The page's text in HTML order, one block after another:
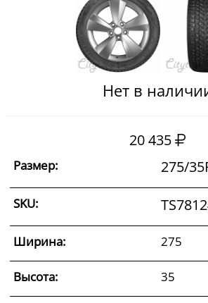
Нет в
20 435
Размер: 275/
SKU:
Ширина: 275
Высота: 35